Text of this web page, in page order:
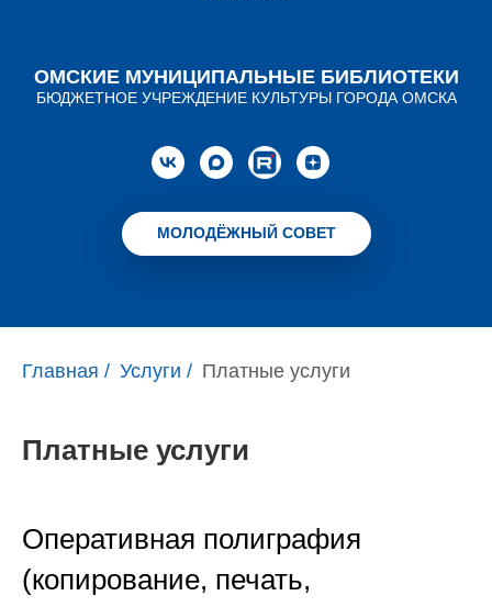
ОМСКИЕ МУНИЦИПАЛЬНЫЕ БИБЛИОТЕКИ
БЮДЖЕТНОЕ УЧРЕЖДЕНИЕ КУЛЬТУРЫ ГОРОДА ОМСКА
МОЛОДЁЖНЫЙ СОВЕТ
Главная / Услуги / Платные услуги
Платные услуги
Оперативная полиграфия
(копирование, печать,